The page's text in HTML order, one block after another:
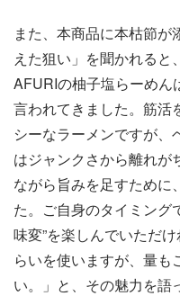
また、本商品に本枯節
えた狙い」を聞かれる
AFURIの柚子塩らーめん
言われてきました。筋活
シーなラーメンですが、
はジャンクさから離れが
ながら旨みを足すために
た。ご自身のタイミング
味変”を楽しんでいただ
らいを使いますが、量も
い。」と、その魅力を語